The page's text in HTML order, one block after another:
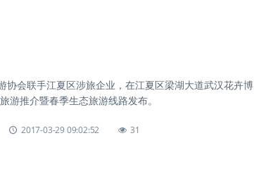
协会联手江夏区涉旅企业，在江夏区梁湖大道武汉花卉博
游推介暨春季生态旅游线路发布。
2017-03-29 09:02:52 31